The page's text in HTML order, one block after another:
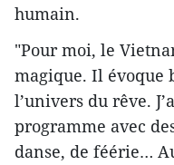
humain.
"Pour moi, le
magique. Il évoque
l’univers du rêve.
programme avec
danse, de féérie…